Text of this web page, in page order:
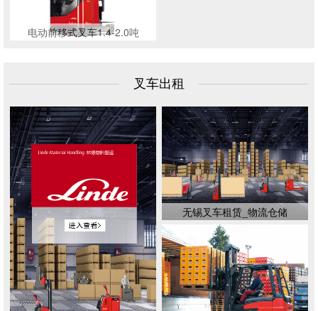
电动前移式叉车1.4-2.0吨
叉车出租
无锡叉车租赁_物流仓储